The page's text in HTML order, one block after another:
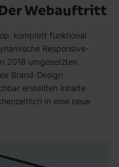
Webauftritt
komplett funktional
Responsive-
2018 umgesetzten
Brand-Design
erstellten Inhalte
in eine neue